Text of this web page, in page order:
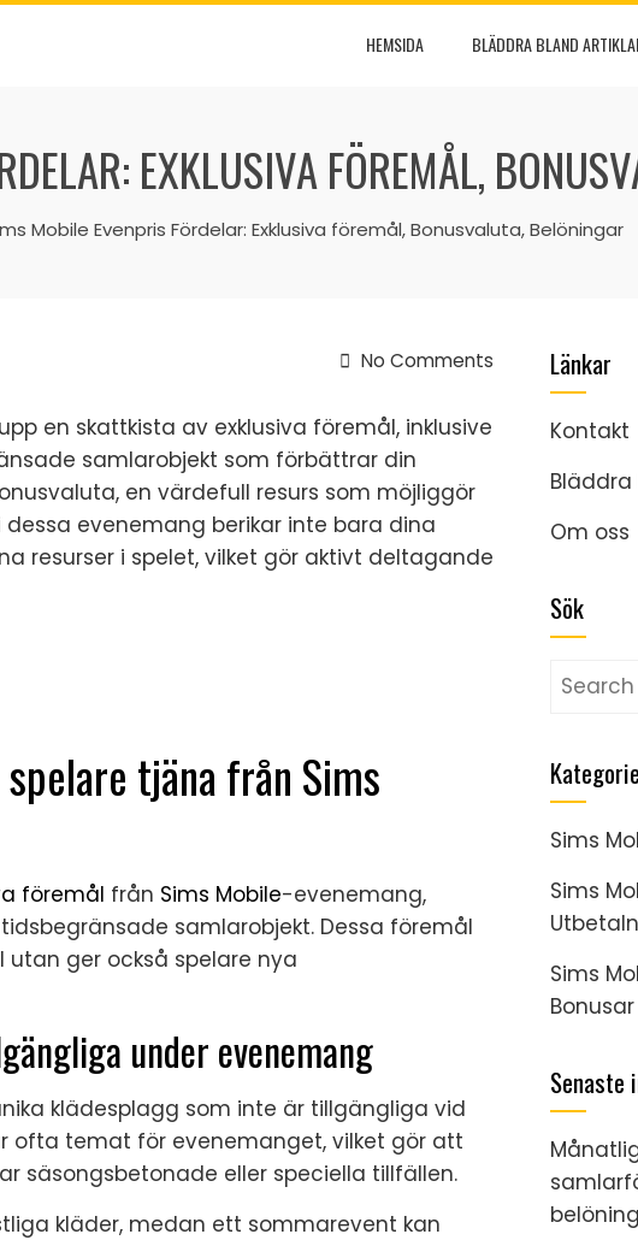
HEMSIDA BLÄDDRA BLAND
EXKLUSIVA FÖREMÅL,
Mobile Evenpris Fördelar: Exklusiva föremål, Bonusvaluta, Belöningar
No Comments
en skattkista av exklusiva föremål, inklusive
samlarobjekt som förbättrar din
en värdefull resurs som möjliggör
evenemang berikar inte bara dina
resurser i spelet, vilket gör aktivt deltagande
tjäna från Sims
föremål från Sims Mobile-evenemang,
samlarobjekt. Dessa föremål
ger också spelare nya
under evenemang
klädesplagg som inte är tillgängliga vid
ofta temat för evenemanget, vilket gör att
säsongsbetonade eller speciella tillfällen.
kläder, medan ett sommarevent kan
Länkar
Kontakt
Om oss
Sök
Search
Sims
Sims
Sims
Bonusar
Senaste